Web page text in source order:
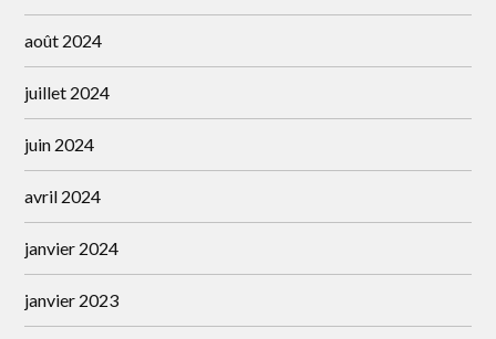
août 2024
juillet 2024
juin 2024
avril 2024
janvier 2024
janvier 2023